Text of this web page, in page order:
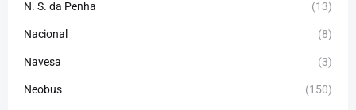
N. S. da Penha (13)
Nacional (8)
Navesa (3)
Neobus (150)